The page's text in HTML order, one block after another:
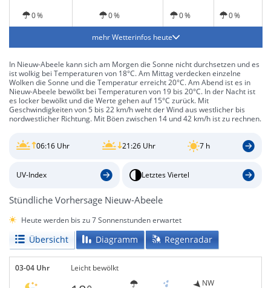
0 % 0 % 0 % 0 %
mehr Wetterinfos heute
In Nieuw-Abeele kann sich am Morgen die Sonne nicht durchsetzen und es
ist wolkig bei Temperaturen von 18°C. Am Mittag verdecken einzelne
Wolken die Sonne und die Temperatur erreicht 20°C. Am Abend ist es in
Nieuw-Abeele bewölkt bei Temperaturen von 19 bis 20°C. In der Nacht ist
es locker bewölkt und die Werte gehen auf 15°C zurück. Mit
Geschwindigkeiten von 5 bis 22 km/h weht der Wind aus westlicher bis
nordwestlicher Richtung. Mit Böen zwischen 14 und 42 km/h ist zu rechnen.
06:16 Uhr 21:26 Uhr 7 h
UV-Index Letztes Viertel
Stündliche Vorhersage Nieuw-Abeele
Heute werden bis zu 7 Sonnenstunden erwartet
Übersicht Diagramm Regenradar
03-04 Uhr Leicht bewölkt
NW